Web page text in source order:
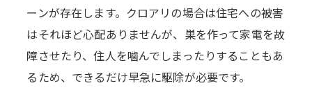
ーンが存在します。クロアリの場合は住宅への被害
はそれほど心配ありませんが、巣を作って家電を故
障させたり、住人を噛んでしまったりすることもあ
るため、できるだけ早急に駆除が必要です。